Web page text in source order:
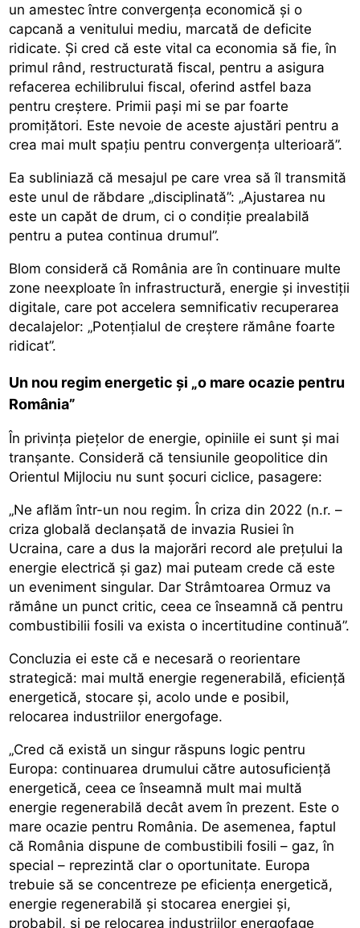
un amestec între convergența economică și o
capcană a venitului mediu, marcată de deficite
ridicate. Și cred că este vital ca economia să fie, în
primul rând, restructurată fiscal, pentru a asigura
refacerea echilibrului fiscal, oferind astfel baza
pentru creștere. Primii pași mi se par foarte
promițători. Este nevoie de aceste ajustări pentru a
crea mai mult spațiu pentru convergența ulterioară”.
Ea subliniază că mesajul pe care vrea să îl transmită
este unul de răbdare „disciplinată”: „Ajustarea nu
este un capăt de drum, ci o condiție prealabilă
pentru a putea continua drumul”.
Blom consideră că România are în continuare multe
zone neexploate în infrastructură, energie și investiții
digitale, care pot accelera semnificativ recuperarea
decalajelor: „Potențialul de creștere rămâne foarte
ridicat”.
Un nou regim energetic și „o mare ocazie pentru
România”
În privința piețelor de energie, opiniile ei sunt și mai
tranșante. Consideră că tensiunile geopolitice din
Orientul Mijlociu nu sunt șocuri ciclice, pasagere:
„Ne aflăm într-un nou regim. În criza din 2022 (n.r. –
criza globală declanșată de invazia Rusiei în
Ucraina, care a dus la majorări record ale prețului la
energie electrică și gaz) mai puteam crede că este
un eveniment singular. Dar Strâmtoarea Ormuz va
rămâne un punct critic, ceea ce înseamnă că pentru
combustibilii fosili va exista o incertitudine continuă”.
Concluzia ei este că e necesară o reorientare
strategică: mai multă energie regenerabilă, eficiență
energetică, stocare și, acolo unde e posibil,
relocarea industriilor energofage.
„Cred că există un singur răspuns logic pentru
Europa: continuarea drumului către autosuficiență
energetică, ceea ce înseamnă mult mai multă
energie regenerabilă decât avem în prezent. Este o
mare ocazie pentru România. De asemenea, faptul
că România dispune de combustibili fosili – gaz, în
special – reprezintă clar o oportunitate. Europa
trebuie să se concentreze pe eficiența energetică,
energie regenerabilă și stocarea energiei și,
probabil, și pe relocarea industriilor energofage